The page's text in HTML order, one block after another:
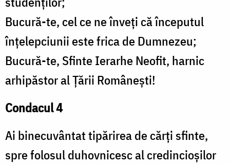
Bucură-te, cel ce ne înveţi că începutul
înţelepciunii este frica de Dumnezeu;
Bucură-te, Sfinte Ierarhe Neofit, harnic
arhipăstor al Ţării Româneşti!
Condacul 4
Ai binecuvântat tipărirea de cărţi sfinte,
spre folosul duhovnicesc al credincioşilor